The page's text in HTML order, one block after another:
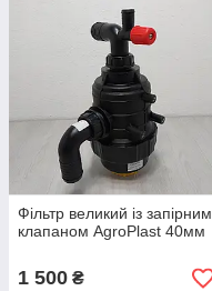
Фільтр великий із запірним
клапаном AgroPlast 40мм
1 500 ₴